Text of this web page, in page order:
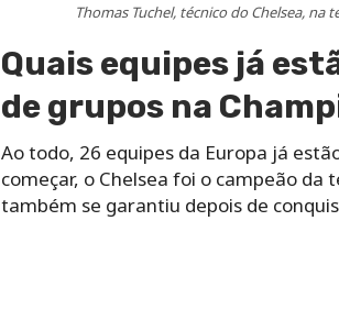
Thomas Tuchel, técnico do Chelsea,
Quais equipes já
de grupos na
Ao todo, 26 equipes da Europa já
começar, o Chelsea foi o campeão da
também se garantiu depois de